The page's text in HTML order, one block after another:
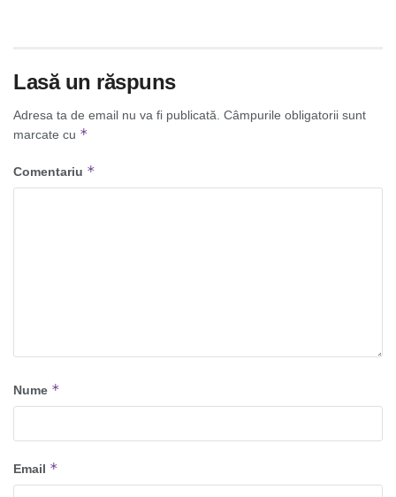
Lasă un răspuns
Adresa ta de email nu va fi publicată. Câmpurile obligatorii sunt
marcate cu *
Comentariu *
Nume *
Email *